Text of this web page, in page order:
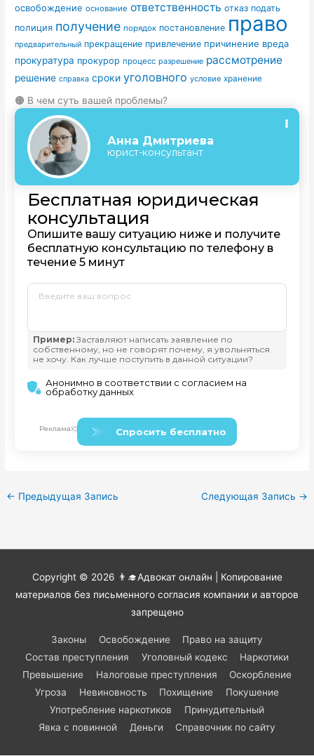
освобождение основание ответственность отказ подать
полиция получение порядок постановление право
предварительный прекращение привлечение причинение вреда
прокуратура прокурор процесс разрешение рассмотрение
решение справка сроки уголовного условие хранение
🟠 В чем суть вашей проблемы?
← Предыдущая Запись Следующая Запись →
Copyright © 2026 👨‍🎓Адвокат онлайн | Копирование
материалов без письменного согласия компании и авторов
запрещено
Законы Освобождение
Право на защиту
Состав преступления
Уголовный кодекс
Наркотики
Превышение
Налоговые преступления
Оскорбление
Угроза
Невиновность Похищение
Покушение
Употребление наркотиков
Принудительный
Явка с повинной
Деньги Справочник по сайту